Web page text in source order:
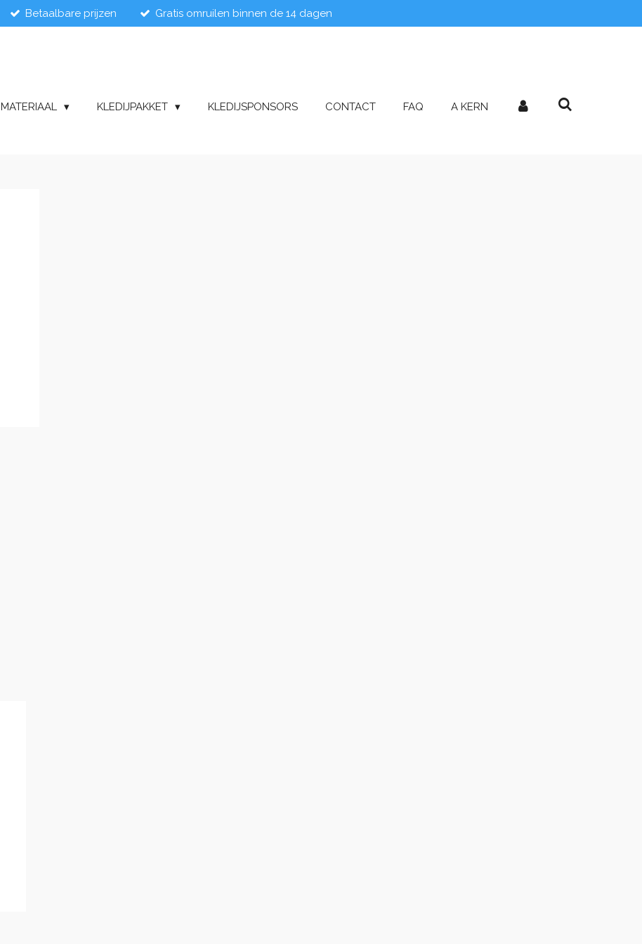
Betaalbare prijzen Gratis omruilen binnen de 14 dagen
MATERIAAL KLEDIJPAKKET KLEDIJSPONSORS CONTACT FAQ A KERN